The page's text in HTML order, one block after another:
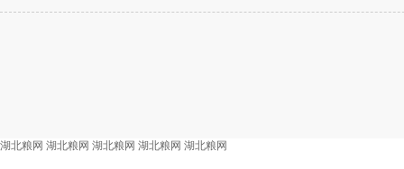
湖北粮网 湖北粮网 湖北粮网 湖北粮网 湖北粮网